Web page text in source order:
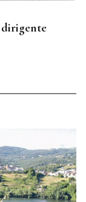
dirigente